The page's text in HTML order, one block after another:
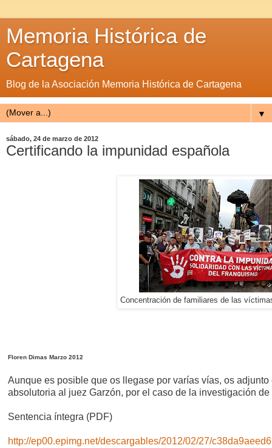
Memoria Histórica de
Cartagena
Blog de la Asociación Memoria Histórica de Cartagena
▼
sábado, 24 de marzo de 2012
Certificando la impunidad española
Concentración de familiares de las
Floren Dimas Marzo 2012
Aunque es posible que os llegase por varías vías, os
absolutoria al juez Garzón, por el caso de la investigación
Sentencia íntegra (PDF)
http://ep00.epimg.net/descargables/2012/02/27/